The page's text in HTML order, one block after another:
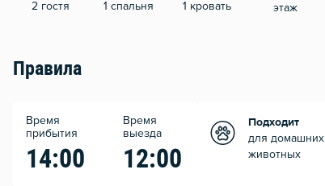
2 гостя 1 спальня 1 кровать этаж
Правила
Время
прибытия
14:00
Время
выезда
12:00
Подходит
для домашних
животных